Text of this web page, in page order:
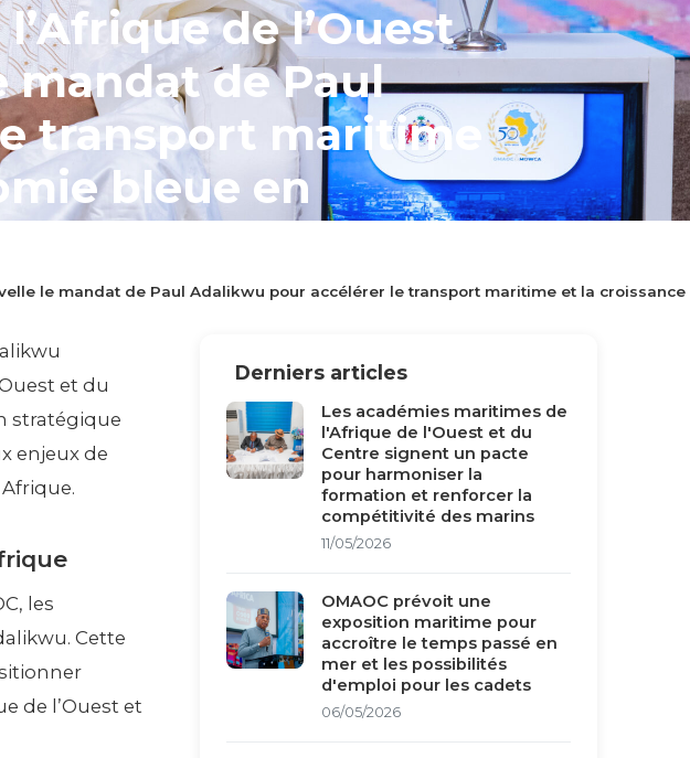
de l’Ouest
mandat de Paul
transport maritime
bleue en
Dr. Paul Adalikwu prolonge
le mandat de Paul Adalikwu pour accélérer le transport maritime et la
et du
stratégique
enjeux de
les
Cette
de l’Ouest et
Derniers articles
Les académies maritimes de
l'Afrique de l'Ouest et du
Centre signent un pacte
pour harmoniser la
formation et renforcer la
compétitivité des marins
11/05/2026
OMAOC prévoit une
exposition maritime pour
accroître le temps passé en
mer et les possibilités
d'emploi pour les cadets
06/05/2026